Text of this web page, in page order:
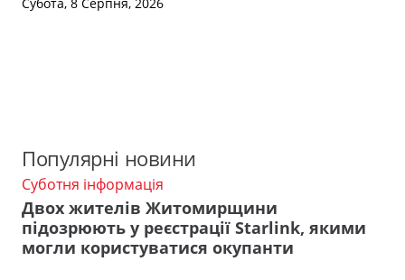
Популярні новини
Суботня інформація
Двох жителів Житомирщини
підозрюють у реєстрації Starlink, якими
могли користуватися окупанти